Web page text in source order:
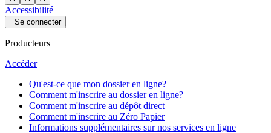
Accessibilité
Se connecter
Producteurs
Accéder
Qu'est-ce que mon dossier en ligne?
Comment m'inscrire au dossier en ligne?
Comment m'inscrire au dépôt direct
Comment m'inscrire au Zéro Papier
Informations supplémentaires sur nos services en ligne